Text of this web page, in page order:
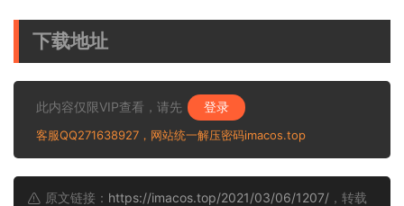
下载地址
此内容仅限VIP查看，请先 登录
客服QQ271638927，网站统一解压密码imacos.top
原文链接： https://imacos.top/2021/03/06/1207/ ，转载